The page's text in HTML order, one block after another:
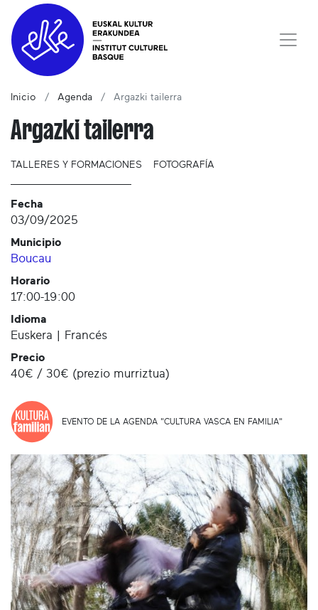
Inicio Agenda Argazki tailerra
Argazki tailerra
TALLERES Y FORMACIONES FOTOGRAFÍA
Fecha
03/09/2025
Municipio
Boucau
Horario
17:00-19:00
Idioma
Euskera | Francés
Precio
40€ / 30€ (prezio murriztua)
EVENTO DE LA AGENDA "CULTURA VASCA EN FAMILIA"